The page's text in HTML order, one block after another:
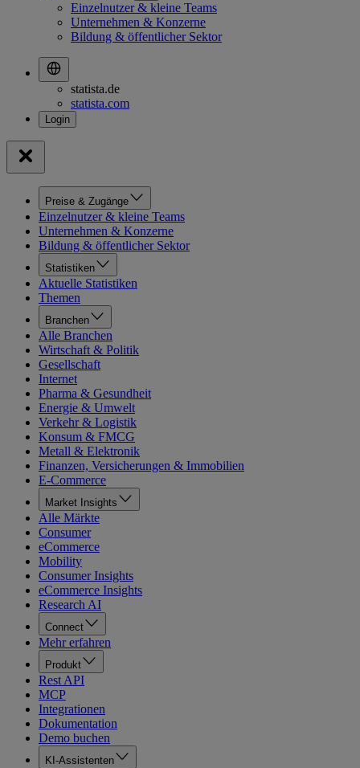
Einzelnutzer & kleine Teams
Unternehmen & Konzerne
Bildung & öffentlicher Sektor
statista.de
statista.com
Preise & Zugänge
Einzelnutzer & kleine Teams
Unternehmen & Konzerne
Bildung & öffentlicher Sektor
Statistiken
Aktuelle Statistiken
Themen
Branchen
Alle Branchen
Wirtschaft & Politik
Gesellschaft
Internet
Pharma & Gesundheit
Energie & Umwelt
Verkehr & Logistik
Konsum & FMCG
Metall & Elektronik
Finanzen, Versicherungen & Immobilien
E-Commerce
Market Insights
Alle Märkte
Consumer
eCommerce
Mobility
Consumer Insights
eCommerce Insights
Research AI
Connect
Mehr erfahren
Produkt
Rest API
MCP
Integrationen
Dokumentation
Demo buchen
KI-Assistenten